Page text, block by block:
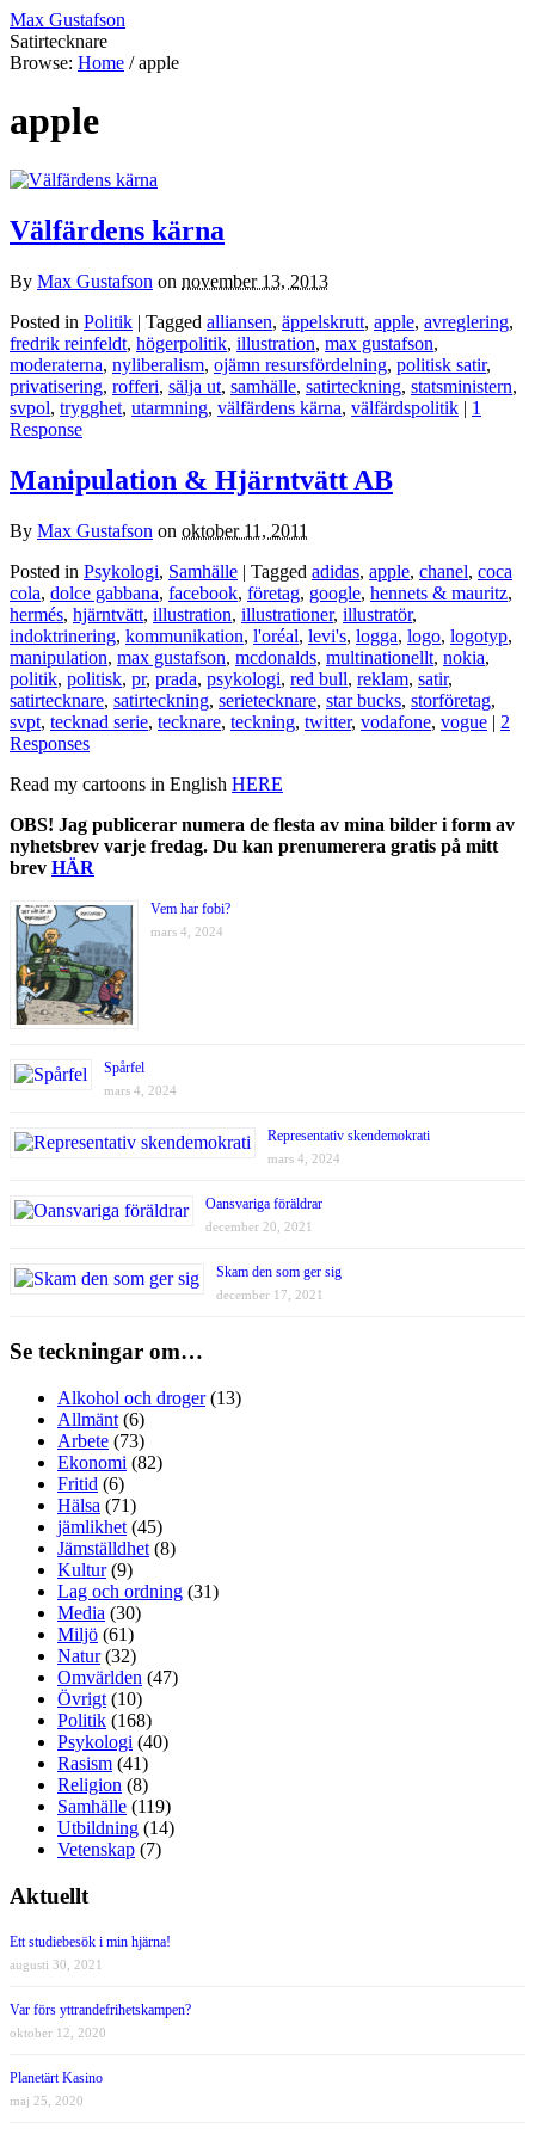
Max Gustafson
Satirtecknare
Browse: Home / apple
apple
Välfärdens kärna
By Max Gustafson on november 13, 2013
Posted in Politik | Tagged alliansen, äppelskrutt, apple, avreglering,
fredrik reinfeldt, högerpolitik, illustration, max gustafson,
moderaterna, nyliberalism, ojämn resursfördelning, politisk satir,
privatisering, rofferi, sälja ut, samhälle, satirteckning, statsministern,
svpol, trygghet, utarmning, välfärdens kärna, välfärdspolitik | 1
Response
Manipulation & Hjärntvätt AB
By Max Gustafson on oktober 11, 2011
Posted in Psykologi, Samhälle | Tagged adidas, apple, chanel, coca
cola, dolce gabbana, facebook, företag, google, hennets & mauritz,
hermés, hjärntvätt, illustration, illustrationer, illustratör,
indoktrinering, kommunikation, l'oréal, levi's, logga, logo, logotyp,
manipulation, max gustafson, mcdonalds, multinationellt, nokia,
politik, politisk, pr, prada, psykologi, red bull, reklam, satir,
satirtecknare, satirteckning, serietecknare, star bucks, storföretag,
svpt, tecknad serie, tecknare, teckning, twitter, vodafone, vogue | 2
Responses
Read my cartoons in English HERE
OBS! Jag publicerar numera de flesta av mina bilder i form av
nyhetsbrev varje fredag. Du kan prenumerera gratis på mitt
brev HÄR
Vem har fobi?
mars 4, 2024
Spårfel
mars 4, 2024
Representativ skendemokrati
mars 4, 2024
Oansvariga föräldrar
december 20, 2021
Skam den som ger sig
december 17, 2021
Se teckningar om…
Alkohol och droger(13)
Allmänt (6)
Arbete (73)
Ekonomi (82)
Fritid (6)
Hälsa (71)
jämlikhet (45)
Jämställdhet (8)
Kultur(9)
Lag och ordning (31)
Media (30)
Miljö (61)
Natur(32)
Omvärlden (47)
Övrigt (10)
Politik (168)
Psykologi (40)
Rasism (41)
Religion (8)
Samhälle (119)
Utbildning (14)
Vetenskap (7)
Aktuellt
Ett studiebesök i min hjärna!
augusti 30, 2021
Var förs yttrandefrihetskampen?
oktober 12, 2020
Planetärt Kasino
maj 25, 2020